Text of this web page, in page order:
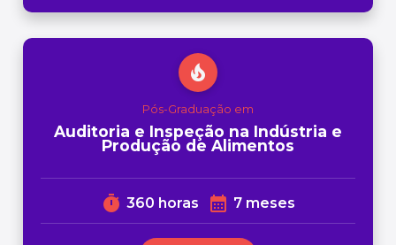
local_fire_department
Pós-Graduação em
Auditoria e Inspeção na Indústria e
Produção de Alimentos
timer 360 horas calendar_month 7 meses